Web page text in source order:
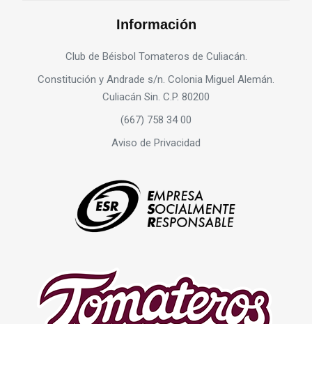
Información
Club de Béisbol Tomateros de Culiacán.
Constitución y Andrade s/n. Colonia Miguel Alemán.
Culiacán Sin. C.P. 80200
(667) 758 34 00
Aviso de Privacidad